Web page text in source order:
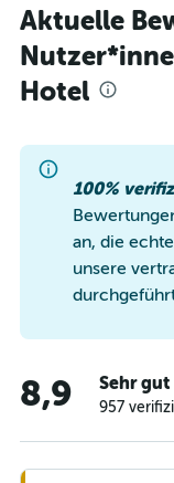
Aktuelle
Hotel
100%
an, die
unsere
8,9 Sehr gut
957